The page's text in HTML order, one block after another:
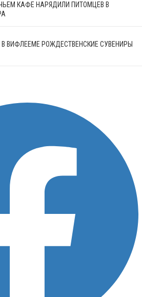
КАФЕ НАРЯДИЛИ ПИТОМЦЕВ В
ВИФЛЕЕМЕ РОЖДЕСТВЕНСКИЕ СУВЕНИРЫ